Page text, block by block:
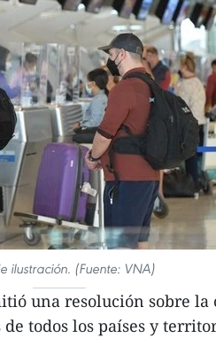
ilustración. (Fuente: VNA)
una resolución sobre la
todos los países y